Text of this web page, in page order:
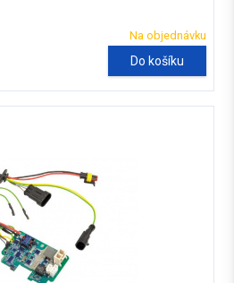
Na objednávku
Do košíku